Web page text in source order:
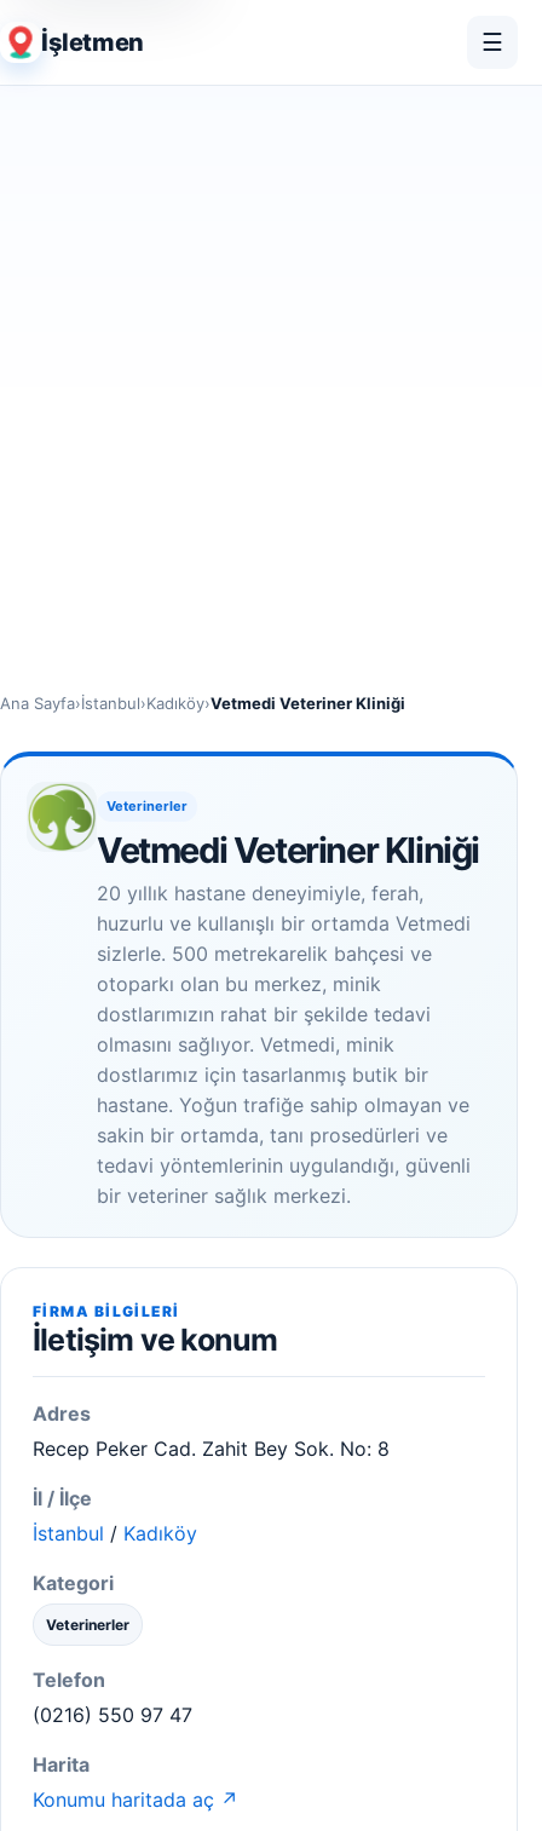
İşletmen ☰
Ana Sayfa›İstanbul›Kadıköy›Vetmedi Veteriner Kliniği
Veterinerler
Vetmedi Veteriner Kliniği
20 yıllık hastane deneyimiyle, ferah,
huzurlu ve kullanışlı bir ortamda Vetmedi
sizlerle. 500 metrekarelik bahçesi ve
otoparkı olan bu merkez, minik
dostlarımızın rahat bir şekilde tedavi
olmasını sağlıyor. Vetmedi, minik
dostlarımız için tasarlanmış butik bir
hastane. Yoğun trafiğe sahip olmayan ve
sakin bir ortamda, tanı prosedürleri ve
tedavi yöntemlerinin uygulandığı, güvenli
bir veteriner sağlık merkezi.
FIRMA BILGILERI
İletişim ve konum
Adres
Recep Peker Cad. Zahit Bey Sok. No: 8
İl / İlçe
İstanbul / Kadıköy
Kategori
Veterinerler
Telefon
(0216) 550 97 47
Harita
Konumu haritada aç ↗